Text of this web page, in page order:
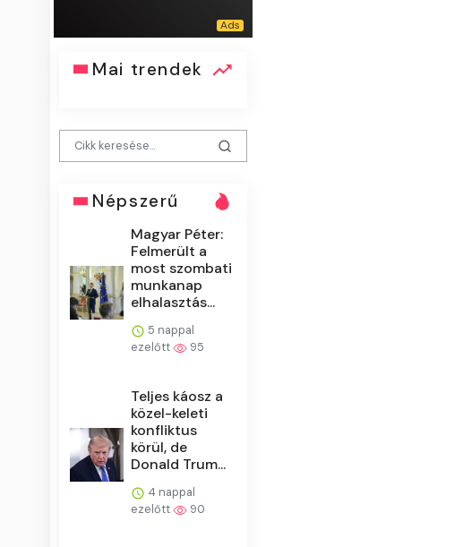
Mai trendek
Népszerű
Magyar Péter:
Felmerült a
most szombati
munkanap
elhalasztás...
5 nappal
ezelőtt
95
Teljes káosz a
közel-keleti
konfliktus
körül, de
Donald Trum...
4 nappal
ezelőtt
90